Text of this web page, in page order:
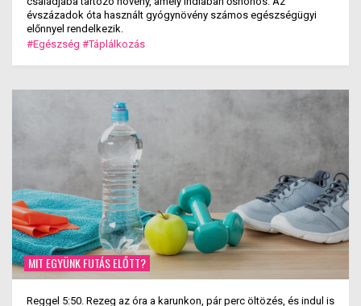
évszázadok óta használt gyógynövény számos egészségügyi
előnnyel rendelkezik.
#Egészség #Táplálkozás
MIT EGYÜNK FUTÁS ELŐTT?
Reggel 5:50. Rezeg az óra a karunkon, pár perc öltözés, és indul is